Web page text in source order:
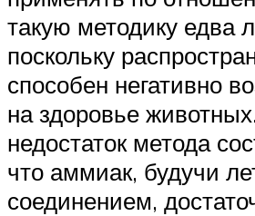
такую методику едва
поскольку
способен негативно
на здоровье
недостаток метода
что аммиак, будучи
соединением,